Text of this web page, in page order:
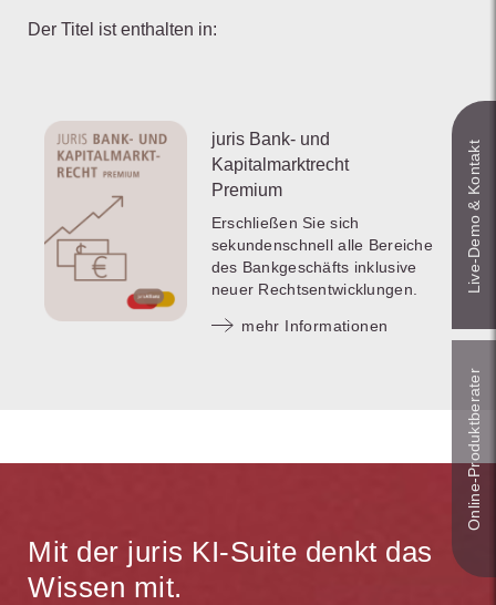
Der Titel ist enthalten in:
juris Bank- und
Kapitalmarktrecht
Premium
Erschließen Sie sich
sekundenschnell alle Bereiche
des Bankgeschäfts inklusive
neuer Rechtsentwicklungen.
mehr Informationen
Mit der juris KI-Suite denkt das
Wissen mit.
Live‑Demo & Kontakt
Online-Produkt­berater